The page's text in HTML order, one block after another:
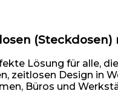
(Steckdosen)
Lösung für alle,
zeitlosen Design in
Büros und